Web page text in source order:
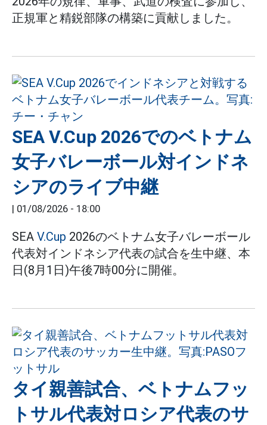
正規軍と精鋭部隊の構築に貢献しました。
SEA V.Cup 2026でのベトナム
女子バレーボール対インドネ
シアのライブ中継
| 01/08/2026 - 18:00
SEA V.Cup 2026のベトナム女子バレーボール
代表対インドネシア代表の試合を生中継、本
日(8月1日)午後7時00分に開催。
タイ親善試合、ベトナムフッ
トサル代表対ロシア代表のサ